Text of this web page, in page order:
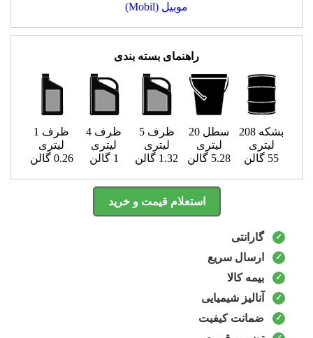
موبیل (Mobil)
راهنمای بسته بندی
بشکه 208
لیتری
55 گالن
سطل 20
لیتری
5.28 گالن
ظرف 5
لیتری
1.32 گالن
ظرف 4
لیتری
1 گالن
ظرف 1
لیتری
0.26 گالن
استعلام قیمت و خرید
گارانتی
ارسال سریع
بیمه کالا
آنالیز شیمیایی
ضمانت کیفیت